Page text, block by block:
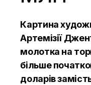
Картина
Артемізії
молотка на
більше
доларів